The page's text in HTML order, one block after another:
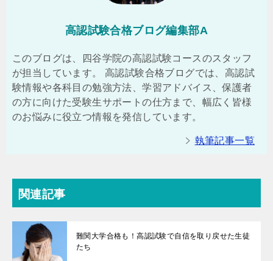
高認試験合格ブログ編集部A
このブログは、四谷学院の高認試験コースのスタッフ
が担当しています。 高認試験合格ブログでは、高認試
験情報や各科目の勉強方法、学習アドバイス、保護者
の方に向けた受験生サポートの仕方まで、幅広く皆様
のお悩みに役立つ情報を発信しています。
執筆記事一覧
関連記事
難関大学合格も！高認試験で自信を取り戻せた生徒
たち